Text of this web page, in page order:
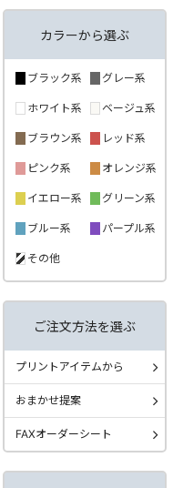
カラーから選ぶ
ブラック系 グレー系
ホワイト系 ベージュ系
ブラウン系 レッド系
ピンク系 オレンジ系
イエロー系 グリーン系
ブルー系 パープル系
その他
ご注文方法を選ぶ
プリントアイテムから
おまかせ提案
FAXオーダーシート